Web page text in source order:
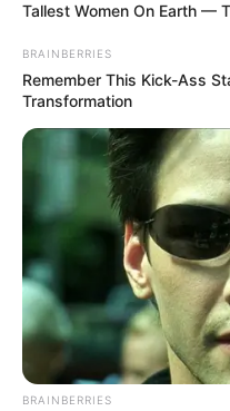
Tallest Women On Earth —
BRAINBERRIES
Remember This Kick-Ass
Transformation
BRAINBERRIES